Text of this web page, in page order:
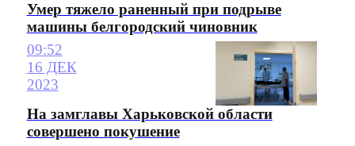
Умер тяжело раненный при подрыве
машины белгородский чиновник
09:52
16 ДЕК
2023
На замглавы Харьковской области
совершено покушение